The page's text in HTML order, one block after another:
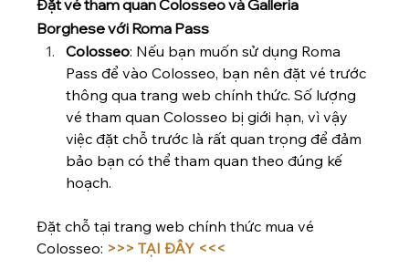
Đặt vé tham quan Colosseo và Galleria
Borghese với Roma Pass
Colosseo: Nếu bạn muốn sử dụng Roma
Pass để vào Colosseo, bạn nên đặt vé trước
thông qua trang web chính thức. Số lượng
vé tham quan Colosseo bị giới hạn, vì vậy
việc đặt chỗ trước là rất quan trọng để đảm
bảo bạn có thể tham quan theo đúng kế
hoạch.
Đặt chỗ tại trang web chính thức mua vé
Colosseo: >>> TẠI ĐÂY <<<